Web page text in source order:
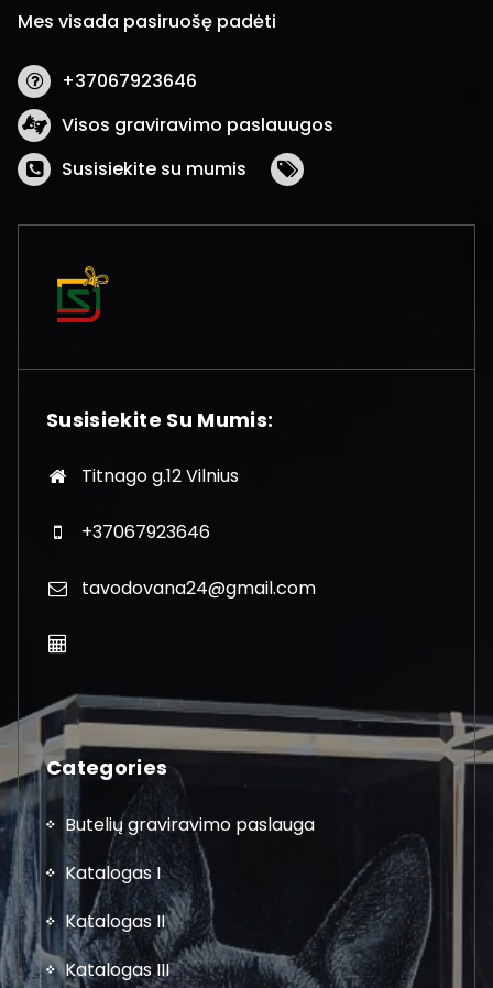
Mes visada pasiruošę padėti
+37067923646
Visos graviravimo paslauugos
Susisiekite su mumis
Susisiekite Su Mumis:
Titnago g.12 Vilnius
+37067923646
tavodovana24@gmail.com
Categories
Butelių graviravimo paslauga
Katalogas I
Katalogas II
Katalogas III